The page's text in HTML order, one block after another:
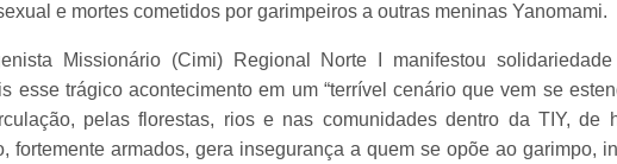
e mortes cometidos por garimpeiros a outras meninas Yanomami.
Missionário (Cimi) Regional Norte I manifestou
esse trágico acontecimento em um “terrível cenário que vem se
pelas florestas, rios e nas comunidades dentro da TIY, de
fortemente armados, gera insegurança a quem se opõe ao garimpo,